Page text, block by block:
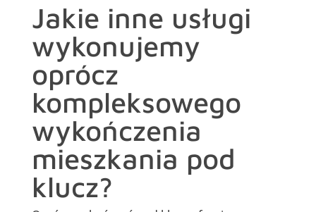
Jakie inne usługi
wykonujemy
oprócz
kompleksowego
wykończenia
mieszkania pod
klucz?